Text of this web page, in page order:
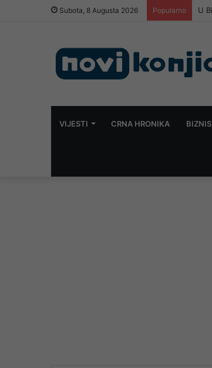
Subota, 8 Augusta 2026 Popularno
VIJESTI CRNA HRONIKA BIZNIS